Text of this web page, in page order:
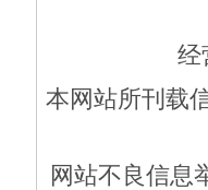
经
本网站所刊载
网站不良信息